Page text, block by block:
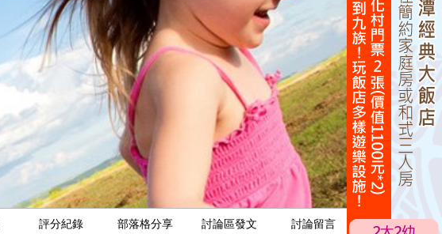
評分紀錄
部落格分享
討論區發文
討論留言